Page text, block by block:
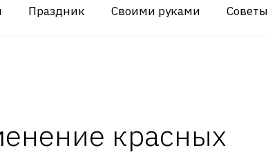
Праздник Своими руками Советы
красных